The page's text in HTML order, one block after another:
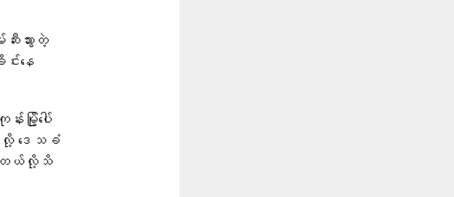
သွားတဲ့
နေ
မြို့ပေါ်
လို့ ​ဒေသခံ
ခဲ့တယ်လို့သိ